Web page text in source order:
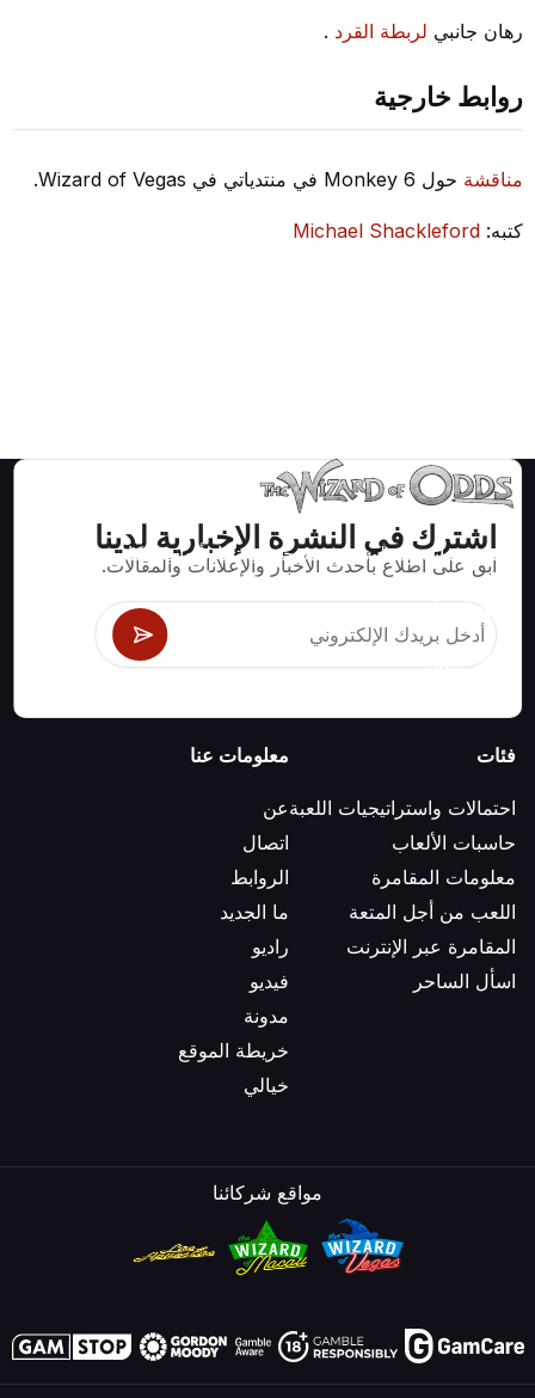
رهان جانبي لربطة القرد .
روابط خارجية
مناقشةحول Monkey 6 في منتدياتي في Wizard of Vegas.
كتبه:Michael Shackleford
اشترك في النشرة الإخبارية لدينا
ابق على اطلاع بأحدث الأخبار والإعلانات والمقالات.
استراتيجيات ومعلومات صحيحة رياضيا لألعاب الكازينو مثل
البلاك جاك وكرابس والروليت ومئات الألعاب الأخرى التي
يمكن لعبها.
فئات
احتمالات واستراتيجيات اللعبة
حاسبات الألعاب
معلومات المقامرة
اللعب من أجل المتعة
المقامرة عبر الإنترنت
اسأل الساحر
معلومات عنا
عن
اتصال
الروابط
ما الجديد
راديو
فيديو
مدونة
خريطة الموقع
خيالي
مواقع شركائنا